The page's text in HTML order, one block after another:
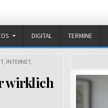
DIGITAL TERMINE
, INTERNET,
wirklich